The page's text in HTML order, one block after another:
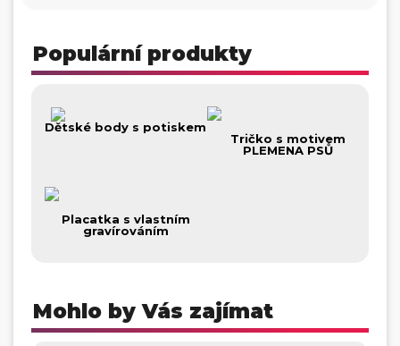
Populární produkty
Dětské body s potiskem
Tričko s motivem
PLEMENA PSŮ
Placatka s vlastním
gravírováním
Mohlo by Vás zajímat